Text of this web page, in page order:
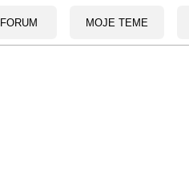
FORUM MOJE TEME